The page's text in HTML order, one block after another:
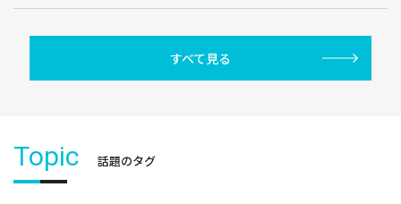
すべて見る
Topic 話題のタグ